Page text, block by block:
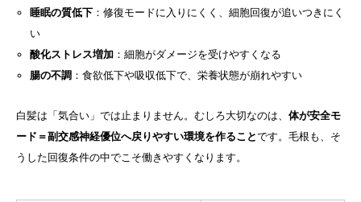
睡眠の質低下：修復モードに入りにくく、細胞回復が追いつきにく
い
酸化ストレス増加：細胞がダメージを受けやすくなる
腸の不調 ：食欲低下や吸収低下で、栄養状態が崩れやすい
白髪は「気合い」では止まりません。むしろ大切なのは、 体が安全モ
ード＝副交感神経優位へ戻りやすい環境を作ることです。毛根も、そ
うした回復条件の中でこそ働きやすくなります。